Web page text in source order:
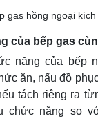
gas hồng ngoại
của bếp gas
năng của bếp
ăn, nấu đồ
tách riêng ra
chức năng so